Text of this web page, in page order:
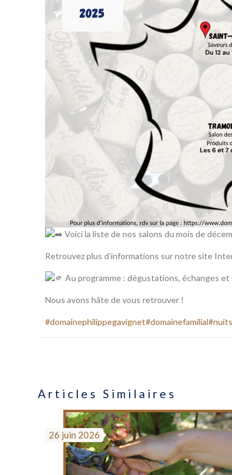
Voici la liste de nos salons du mois de
Retrouvez plus d’informations sur notre site
Au programme : dégustations, échanges
Nous avons hâte de vous retrouver !
#domainephilippegavignet#domainefamilial
Articles Similaires
26 juin 2026